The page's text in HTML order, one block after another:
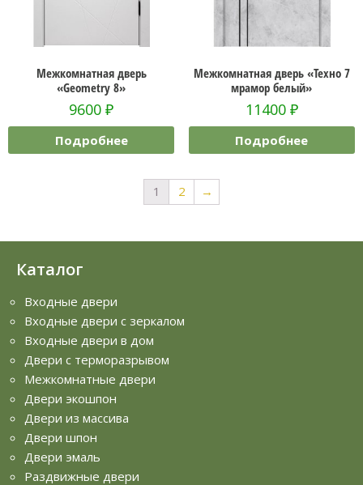
Межкомнатная дверь
«Geometry 8»
9600₽
Подробнее
Межкомнатная дверь «Техно 7
мрамор белый»
11400 ₽
Подробнее
1 2 →
Каталог
Входные двери
Входные двери с зеркалом
Входные двери в дом
Двери с терморазрывом
Межкомнатные двери
Двери экошпон
Двери из массива
Двери шпон
Двери эмаль
Раздвижные двери